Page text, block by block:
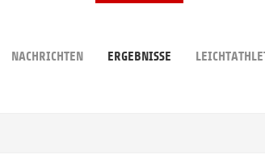
NACHRICHTEN ERGEBNISSE